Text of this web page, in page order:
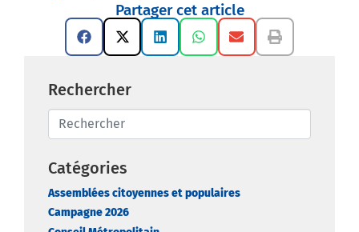
Partager cet article
Rechercher
Catégories
Assemblées citoyennes et populaires
Campagne 2026